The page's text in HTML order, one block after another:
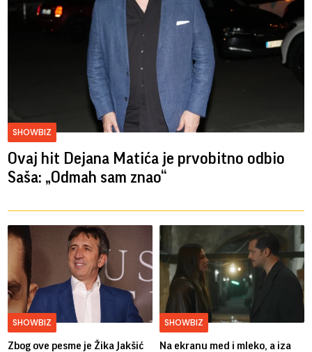
SHOWBIZ
Ovaj hit Dejana Matića je prvobitno odbio
Saša: „Odmah sam znao“
SHOWBIZ
Zbog ove pesme je Žika Jakšić
SHOWBIZ
Na ekranu med i mleko, a iza